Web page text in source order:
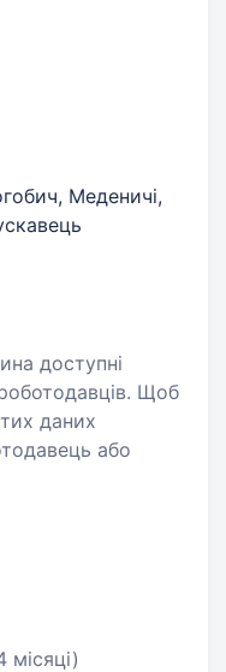
Меденичі,
доступні
Щоб
даних
або
місяці)